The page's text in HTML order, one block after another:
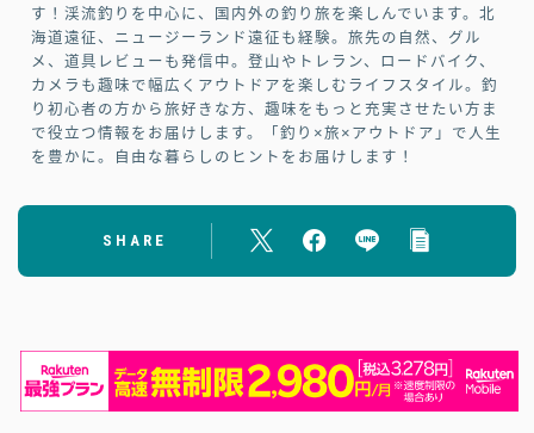
す！渓流釣りを中心に、国内外の釣り旅を楽しんでいます。北
海道遠征、ニュージーランド遠征も経験。旅先の自然、グル
メ、道具レビューも発信中。登山やトレラン、ロードバイク、
カメラも趣味で幅広くアウトドアを楽しむライフスタイル。釣
り初心者の方から旅好きな方、趣味をもっと充実させたい方ま
で役立つ情報をお届けします。「釣り×旅×アウトドア」で人生
を豊かに。自由な暮らしのヒントをお届けします！
SHARE